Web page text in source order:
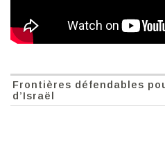
Frontières défendables
d’Israël